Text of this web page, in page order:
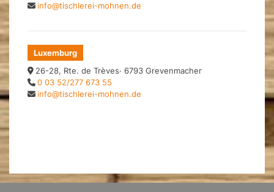
info@tischlerei-mohnen.de
Luxemburg
26-28, Rte. de Trèves· 6793 Grevenmacher
0 03 52/277 673 55
info@tischlerei-mohnen.de